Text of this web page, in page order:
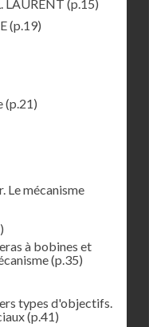
LAURENT (p.15)
(p.19)
(p.21)
Le mécanisme
à bobines et
(p.35)
types d'objectifs.
(p.41)